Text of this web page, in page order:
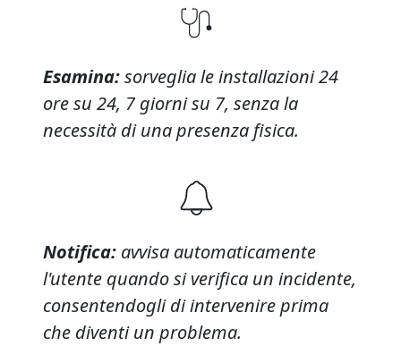
Esamina:sorveglia le installazioni 24
ore su 24, 7 giorni su 7, senza la
necessità di una presenza fisica.
Notifica: avvisa automaticamente
l'utente quando si verifica un incidente,
consentendogli di intervenire prima
che diventi un problema.